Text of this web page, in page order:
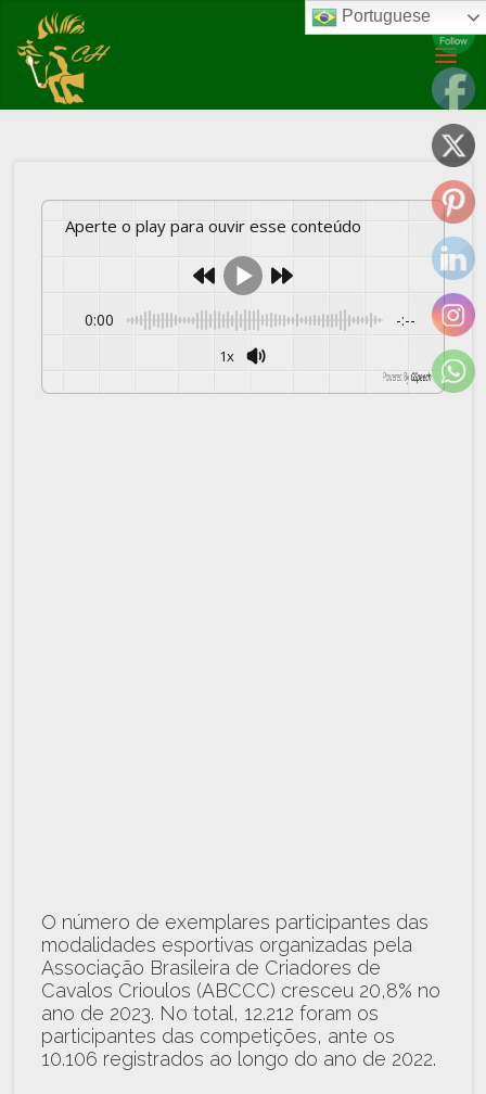
17/01/2024
modalidades esportivas do Cavalo Crioulo cresce mais de 20% em
Aperte o play para ouvir esse conteúdo
0:00 -:--
1x
Powered By GSpeech
O número de exemplares participantes das
modalidades esportivas organizadas pela
Associação Brasileira de Criadores de
Cavalos Crioulos (ABCCC) cresceu 20,8% no
ano de 2023. No total, 12.212 foram os
participantes das competições, ante os
10.106 registrados ao longo do ano de 2022.
Portuguese